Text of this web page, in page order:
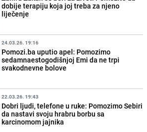
dobije terapiju koja joj treba za njeno
liječenje
24.03.26. 19:16
Pomozi.ba uputio apel: Pomozimo
sedamnaestogodišnjoj Emi da ne trpi
svakodnevne bolove
22.03.26. 19:43
Dobri ljudi, telefone u ruke: Pomozimo Sebiri
da nastavi svoju hrabru borbu sa
karcinomom jajnika